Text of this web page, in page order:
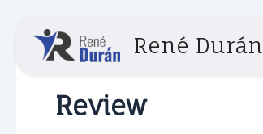
contenido
René Durán
Review